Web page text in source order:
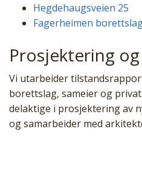
Hegdehaugsveien 25
Fagerheimen
Prosjektering
Vi utarbeider
borettslag, sameier og
delaktige i prosjektering av
og samarbeider med